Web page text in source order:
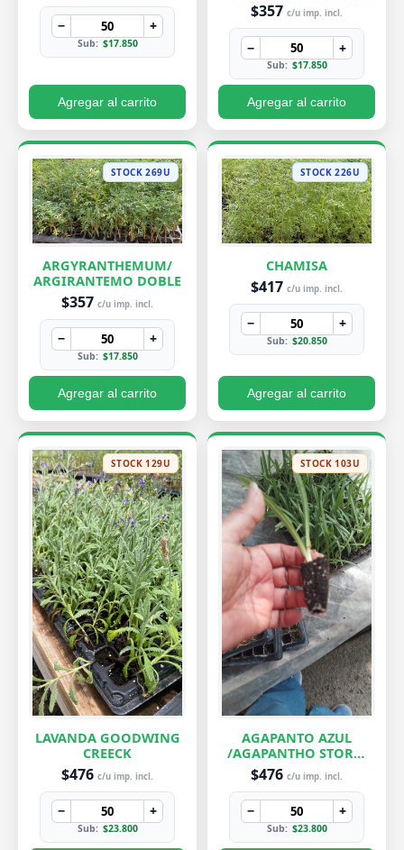
− +
Sub: $17.850
Agregar al carrito
$357 c/u imp. incl.
− +
Sub: $17.850
Agregar al carrito
STOCK 269U
ARGYRANTHEMUM/
ARGIRANTEMO DOBLE
$357 c/u imp. incl.
− +
Sub: $17.850
Agregar al carrito
STOCK 226U
CHAMISA
$417 c/u imp. incl.
− +
Sub: $20.850
Agregar al carrito
STOCK 129U
LAVANDA GOODWING
CREECK
$476 c/u imp. incl.
− +
Sub: $23.800
STOCK 103U
AGAPANTO AZUL
/AGAPANTHO STORM
CLOUD
$476 c/u imp. incl.
− +
Sub: $23.800